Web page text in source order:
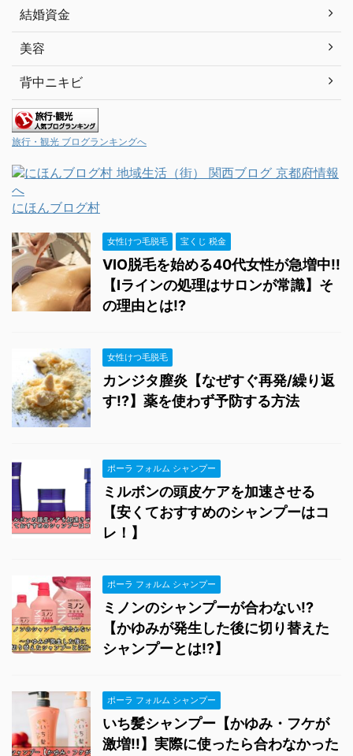
結婚資金
美容
背中ニキビ
旅行・観光 ブログランキングへ
にほんブログ村
女性けつ毛脱毛 宝くじ 税金
VIO脱毛を始める40代女性が急増中!!
【Iラインの処理はサロンが常識】そ
の理由とは!?
女性けつ毛脱毛
カンジタ膣炎【なぜすぐ再発/繰り返
す!?】薬を使わず予防する方法
ポーラ フォルム シャンプー
ミルボンの頭皮ケアを加速させる
【安くておすすめのシャンプーはコ
レ！】
ポーラ フォルム シャンプー
ミノンのシャンプーが合わない!?
【かゆみが発生した後に切り替えた
シャンプーとは!?】
ポーラ フォルム シャンプー
いち髪シャンプー【かゆみ・フケが
激増!!】実際に使ったら合わなかった